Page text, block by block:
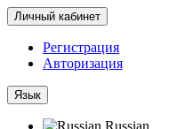
Личный кабинет
Регистрация
Авторизация
Язык
Russian